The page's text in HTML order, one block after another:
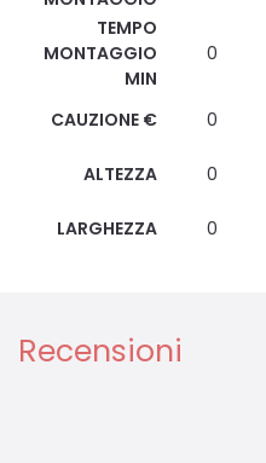
TEMPO
MONTAGGIO
MIN
0
CAUZIONE € 0
ALTEZZA 0
LARGHEZZA 0
Recensioni